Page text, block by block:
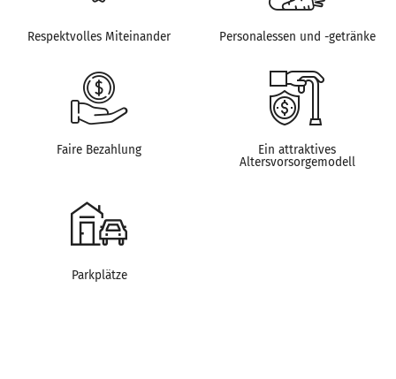
Respektvolles Miteinander Personalessen und -getränke
Faire Bezahlung
Ein attraktives
Altersvorsorgemodell
Parkplätze